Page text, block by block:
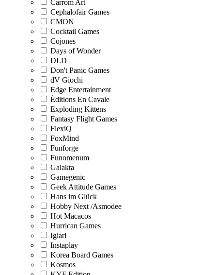
Carrom Art
Cephalofair Games
CMON
Cocktail Games
Cojones
Days of Wonder
DLD
Don't Panic Games
dV Giochi
Edge Entertainment
Éditions En Cavale
Exploding Kittens
Fantasy Flight Games
FlexiQ
FoxMind
Funforge
Funomenum
Galakta
Gamegenic
Geek Attitude Games
Hans im Glück
Hobby Next /Asmodee
Hot Macacos
Hurrican Games
Igiari
Instaplay
Korea Board Games
Kosmos